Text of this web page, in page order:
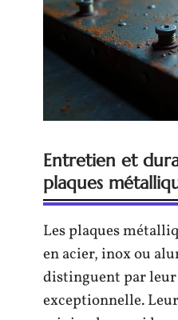
Entretien et
plaques
Les plaques
en acier, inox ou
distinguent par leur
exceptionnelle.